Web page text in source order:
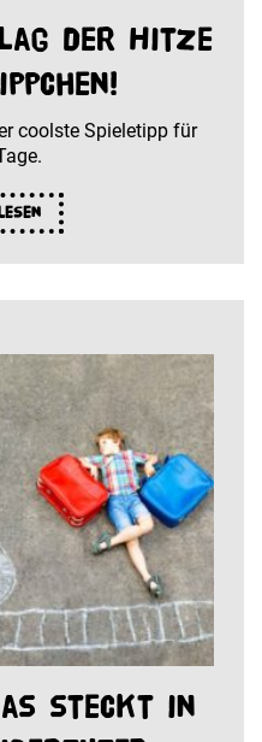
der Hitze
coolste Spieletipp für
steckt in